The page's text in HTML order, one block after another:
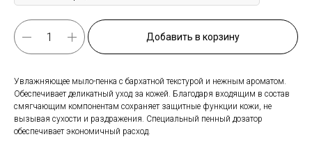
Добавить в корзину
Увлажняющее мыло-пенка с бархатной текстурой и нежным ароматом.
Обеспечивает деликатный уход за кожей. Благодаря входящим в состав
смягчающим компонентам сохраняет защитные функции кожи, не
вызывая сухости и раздражения. Специальный пенный дозатор
обеспечивает экономичный расход.